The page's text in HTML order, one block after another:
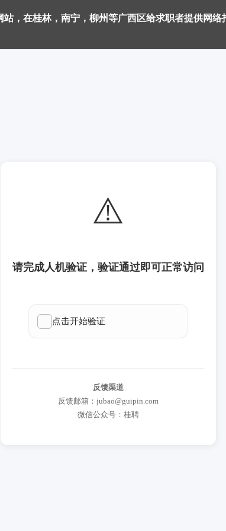
，在桂林，南宁，柳州等广西区给求职者提供网
⚠️
请完成人机验证，验证通过即可正常访问
反馈渠道
反馈邮箱：jubao@guipin.com
微信公众号：桂聘